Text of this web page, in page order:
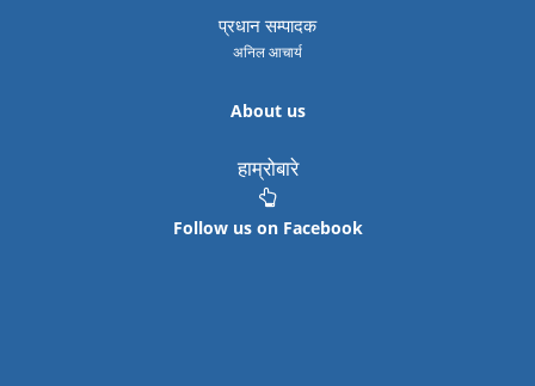
प्रधान सम्पादक
अनिल आचार्य
About us
हाम्रोबारे
Follow us on Facebook